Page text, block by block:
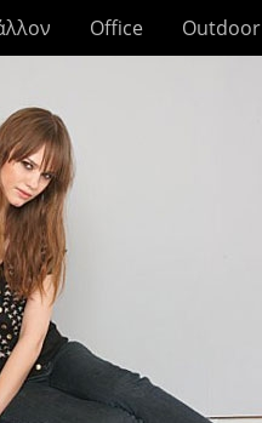
Office Outdoor